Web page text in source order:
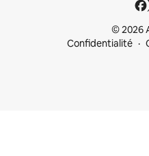
© 2026
Confidentialité